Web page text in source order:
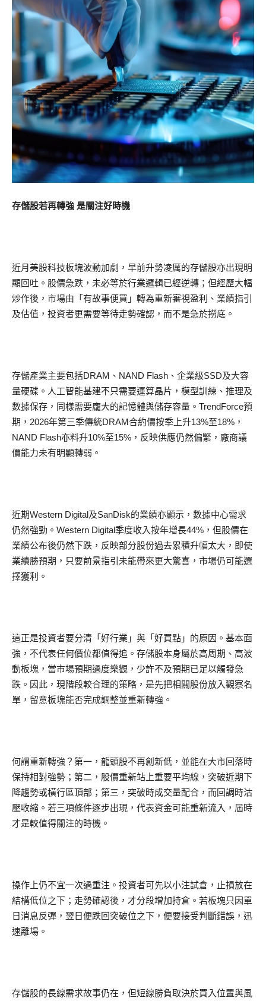
存儲股若再轉強 是關注好時機
近月美股科技板塊波動加劇，早前升勢凌厲的存儲股亦出現明
顯回吐。股價急跌，未必等於行業邏輯已經逆轉；但經歷大幅
炒作後，市場由「有故事便買」轉為重新審視盈利、業績指引
及估值，投資者更需要等待走勢確認，而不是急於撈底。
存儲產業主要包括DRAM、NAND Flash、企業級SSD及大容
量硬碟。人工智能基建不只需要運算晶片，模型訓練、推理及
數據保存，同樣需要龐大的記憶體與儲存容量。TrendForce預
期，2026年第三季傳統DRAM合約價按季上升13%至18%，
NAND Flash亦料升10%至15%，反映供應仍然偏緊，廠商議
價能力未有明顯轉弱。
近期Western Digital及SanDisk的業績亦顯示，數據中心需求
仍然強勁。Western Digital季度收入按年增長44%，但股價在
業績公布後仍然下跌，反映部分股份過去累積升幅太大，即使
業績勝預期，只要前景指引未能帶來更大驚喜，市場仍可能選
擇獲利。
這正是投資者要分清「好行業」與「好買點」的原因。基本面
強，不代表任何價位都值得追。存儲股本身屬於高周期、高波
動板塊，當市場預期過度樂觀，少許不及預期已足以觸發急
跌。因此，現階段較合理的策略，是先把相關股份放入觀察名
單，留意板塊能否完成調整並重新轉強。
何謂重新轉強？第一，龍頭股不再創新低，並能在大市回落時
保持相對強勢；第二，股價重新站上重要平均線，突破近期下
降趨勢或橫行區頂部；第三，突破時成交量配合，而回調時沽
壓收縮。若三項條件逐步出現，代表資金可能重新流入，屆時
才是較值得關注的時機。
操作上仍不宜一次過重注。投資者可先以小注試倉，止損放在
結構低位之下；走勢確認後，才分段增加持倉。若板塊只因單
日消息反彈，翌日便跌回突破位之下，便要接受判斷錯誤，迅
速離場。
存儲股的長線需求故事仍在，但短線勝負取決於買入位置與風